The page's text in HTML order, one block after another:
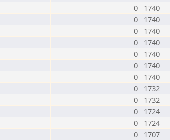
0
1740
0
1740
0
1740
0
1740
0
1740
0
1740
0
1740
0
1732
0
1732
0
1724
0
1724
0
1707